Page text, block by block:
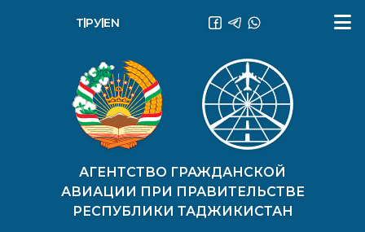
АГЕНТСТВО ГРАЖДАНСКОЙ
АВИАЦИИ ПРИ ПРАВИТЕЛЬСТВЕ
РЕСПУБЛИКИ ТАДЖИКИСТАН
ТҶ РУEN